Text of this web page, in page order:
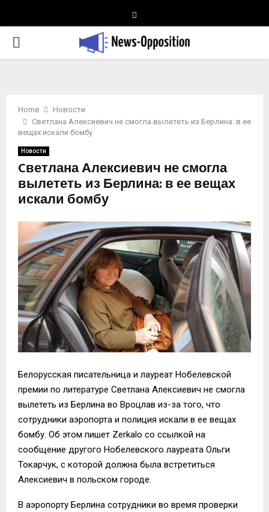
PRIMARY
Home
Новости
Cветлана Алексиевич не смогла вылететь из Берлина: в ее
вещах искали бомбу
Новости
Cветлана Алексиевич не смогла
вылететь из Берлина: в ее вещах
искали бомбу
Белорусская писательница и лауреат Нобелевской
премии по литературе Светлана Алексиевич не смогла
вылететь из Берлина во Вроцлав из-за того, что
сотрудники аэропорта и полиция искали в ее вещах
бомбу. Об этом пишет Zerkalo со ссылкой на
сообщение другого Нобелевского лауреата Ольги
Токарчук, с которой должна была встретиться
Алексиевич в польском городе.
В аэропорту Берлина сотрудники во время проверки